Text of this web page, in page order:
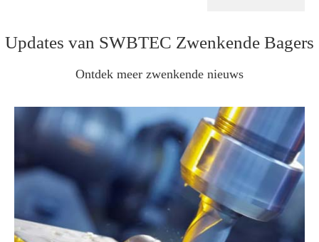
Updates van SWBTEC Zwenkende Bagers
Ontdek meer zwenkende nieuws